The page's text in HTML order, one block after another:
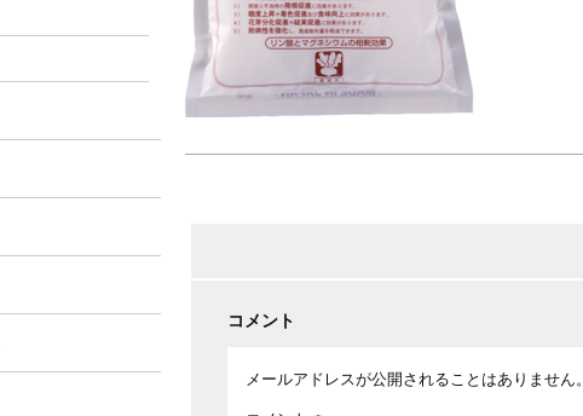
コメント
メールアドレスが公開されることはありません。